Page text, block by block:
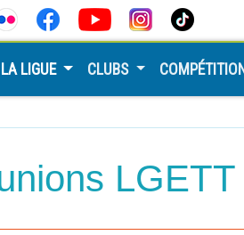
LA LIGUE CLUBS
LGETT